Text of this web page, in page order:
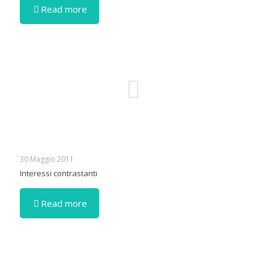
Read more
30 Maggio 2011
Interessi contrastanti
Read more